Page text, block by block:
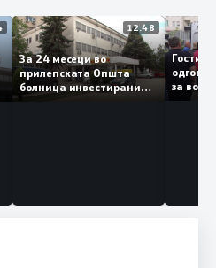
12:48
За 24 месеци во
прилепската Општа
болница инвестирани
за
да